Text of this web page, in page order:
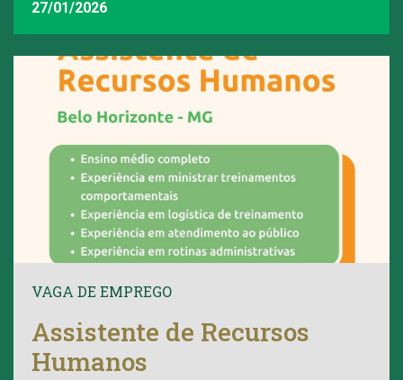
FAEMG
27/01/2026
VAGA DE EMPREGO
Assistente de Recursos
Humanos